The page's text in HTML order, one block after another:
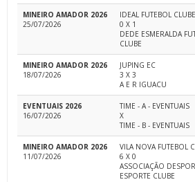
MINEIRO AMADOR 2026
25/07/2026
IDEAL FUTEBOL CLUBE
0 X 1
DEDE ESMERALDA
CLUBE
MINEIRO AMADOR 2026
18/07/2026
JUPING EC
3 X 3
A E R IGUACU
EVENTUAIS 2026
16/07/2026
TIME - A - EVENTUAIS
X
TIME - B - EVENTUAIS
MINEIRO AMADOR 2026
11/07/2026
VILA NOVA FUTEBOL
6 X 0
ASSOCIAÇÃO
ESPORTE CLUBE